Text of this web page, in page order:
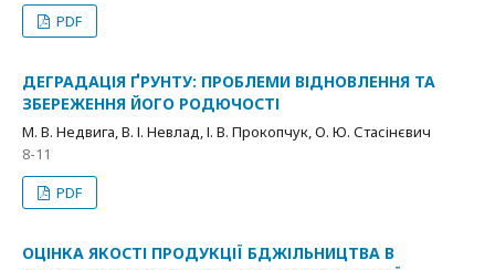
PDF
ДЕГРАДАЦІЯ ҐРУНТУ: ПРОБЛЕМИ ВІДНОВЛЕННЯ ТА
ЗБЕРЕЖЕННЯ ЙОГО РОДЮЧОСТІ
М. В. Недвига, В. І. Невлад, І. В. Прокопчук, О. Ю. Стасінєвич
8-11
PDF
ОЦІНКА ЯКОСТІ ПРОДУКЦІЇ БДЖІЛЬНИЦТВА В